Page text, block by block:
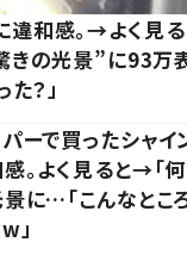
違和感。→よく見
きの光景”に93万
？」
ーで買ったシャイ
。よく見ると→「何
に…「こんなところ
」